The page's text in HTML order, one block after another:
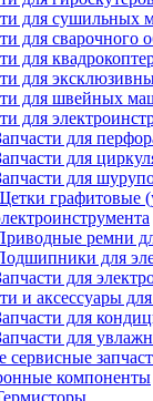
для сушильных
для сварочного
для
для
для швейных
для
для
для
для
графитовые
ремни
для
для
и аксессуары
для
для
сервисные
компоненты